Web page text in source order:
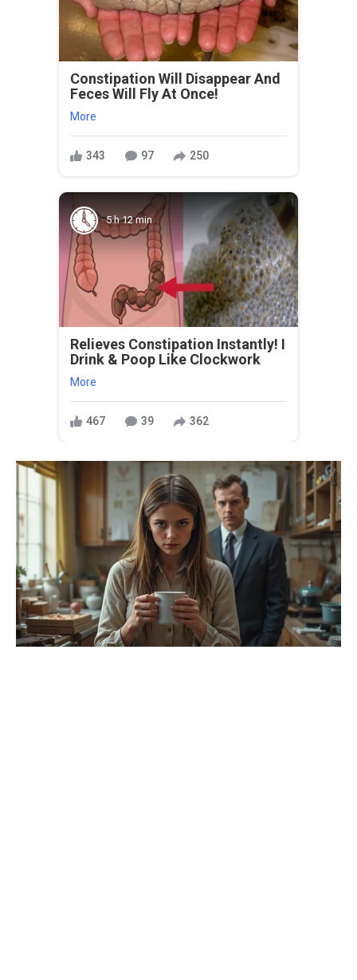
Constipation Will Disappear And
Feces Will Fly At Once!
More
343 97 250
5 h 12 min
Relieves Constipation Instantly! I
Drink & Poop Like Clockwork
More
467 39 362